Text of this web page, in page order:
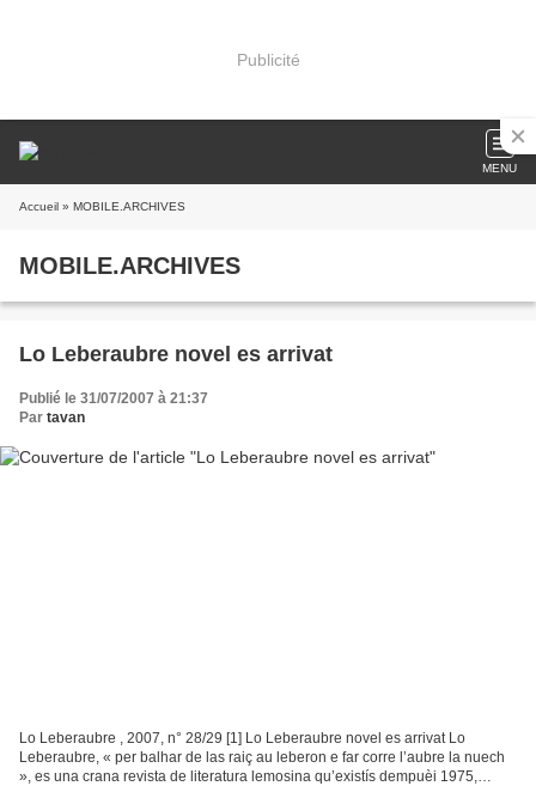
Publicité
MENU
Accueil » MOBILE.ARCHIVES
MOBILE.ARCHIVES
Lo Leberaubre novel es arrivat
Publié le 31/07/2007 à 21:37
Par tavan
Lo Leberaubre , 2007, n° 28/29 [1] Lo Leberaubre novel es arrivat Lo
Leberaubre, « per balhar de las raiç au leberon e far corre l’aubre la nuech
», es una crana revista de literatura lemosina qu’existís dempuèi 1975,